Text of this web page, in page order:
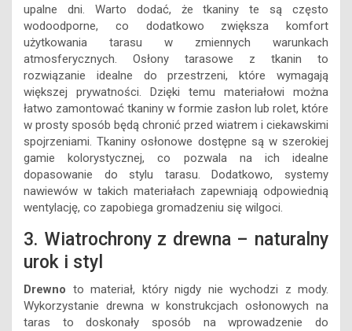
upalne dni. Warto dodać, że tkaniny te są często
wodoodporne, co dodatkowo zwiększa komfort
użytkowania tarasu w zmiennych warunkach
atmosferycznych. Osłony tarasowe z tkanin to
rozwiązanie idealne do przestrzeni, które wymagają
większej prywatności. Dzięki temu materiałowi można
łatwo zamontować tkaniny w formie zasłon lub rolet, które
w prosty sposób będą chronić przed wiatrem i ciekawskimi
spojrzeniami. Tkaniny osłonowe dostępne są w szerokiej
gamie kolorystycznej, co pozwala na ich idealne
dopasowanie do stylu tarasu. Dodatkowo, systemy
nawiewów w takich materiałach zapewniają odpowiednią
wentylację, co zapobiega gromadzeniu się wilgoci.
3. Wiatrochrony z drewna – naturalny
urok i styl
Drewno to materiał, który nigdy nie wychodzi z mody.
Wykorzystanie drewna w konstrukcjach osłonowych na
taras to doskonały sposób na wprowadzenie do